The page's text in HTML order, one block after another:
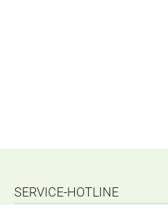
SERVICE-HOTLINE